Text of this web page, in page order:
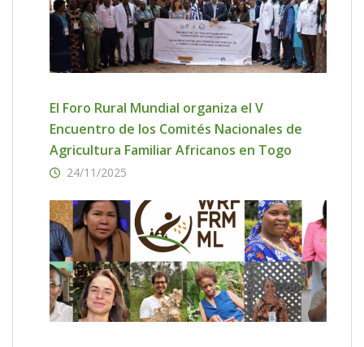
El Foro Rural Mundial organiza el V
Encuentro de los Comités Nacionales de
Agricultura Familiar Africanos en Togo
24/11/2025